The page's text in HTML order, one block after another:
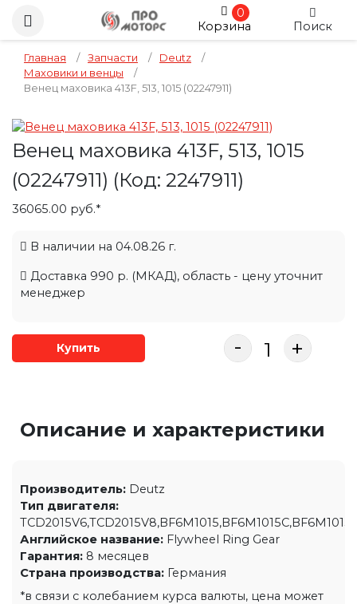
0
Корзина
Поиск
Главная / Запчасти / Deutz
/
Маховики и венцы
/
Венец маховика 413F, 513, 1015 (02247911)
Венец маховика 413F, 513, 1015
(02247911) (Код: 2247911)
36065.00 руб.*
В наличии на 04.08.26 г.
Доставка 990 р. (МКАД), область - цену уточнит
менеджер
Купить - +
Описание и характеристики
Производитель: Deutz
Тип двигателя:
Английское название: Flywheel Ring Gear
Гарантия: 8 месяцев
Страна производства: Германия
*в связи с колебанием курса валюты, цена может